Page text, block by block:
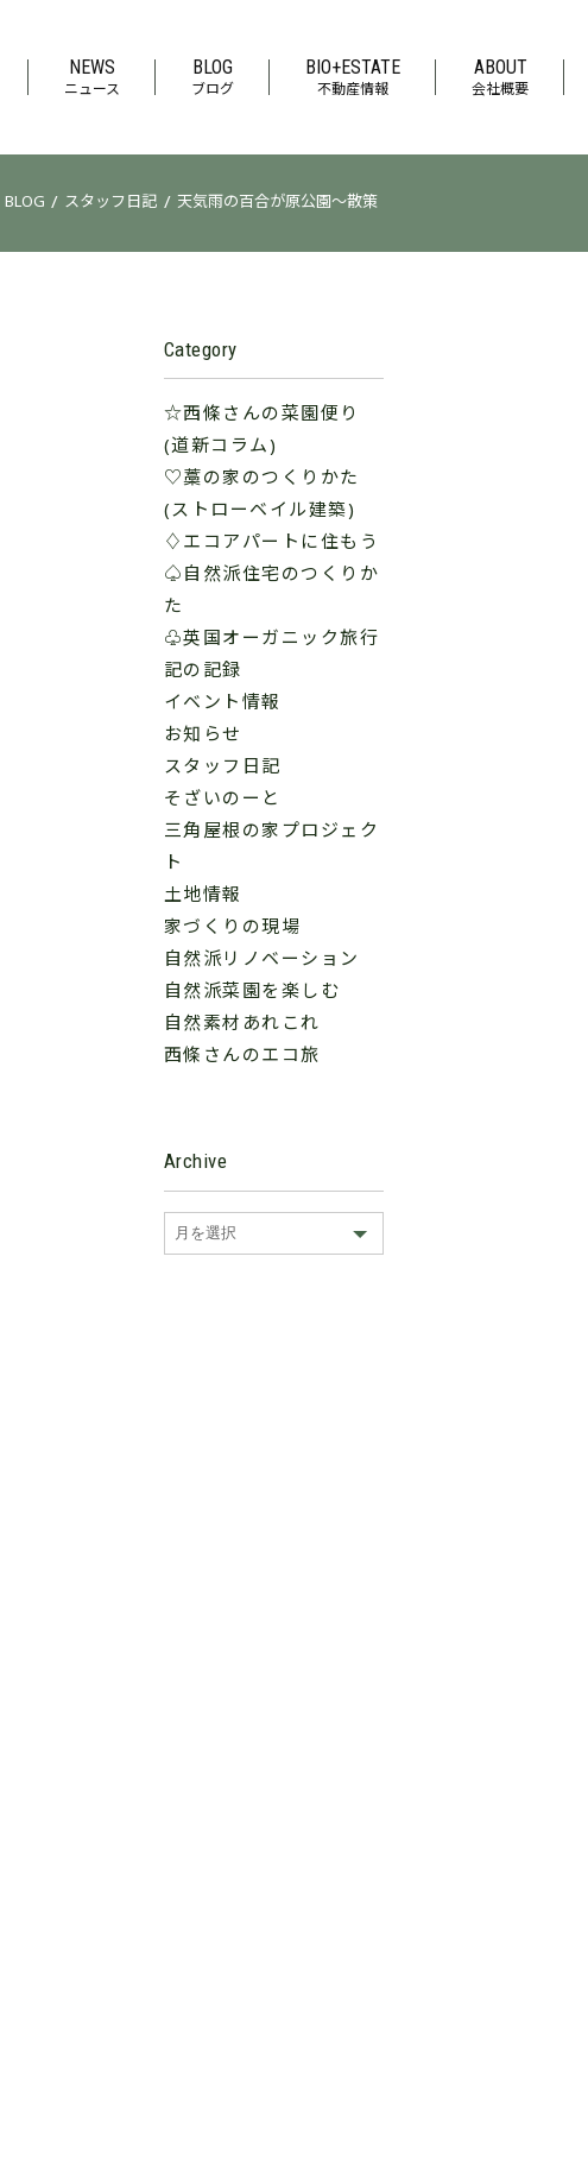
NEWS
ニュース
BLOG
ブログ
BIO+ESTATE
不動産情報
ABOUT
会社概要
BLOG / スタッフ日記 /天気雨の百合が原公園～散策
Category
☆西條さんの菜園便り
(道新コラム)
♡藁の家のつくりかた
(ストローベイル建築)
♢エコアパートに住もう
♤自然派住宅のつくりか
た
♧英国オーガニック旅行
記の記録
イベント情報
お知らせ
スタッフ日記
そざいのーと
三角屋根の家プロジェク
ト
土地情報
家づくりの現場
自然派リノベーション
自然派菜園を楽しむ
自然素材あれこれ
西條さんのエコ旅
Archive